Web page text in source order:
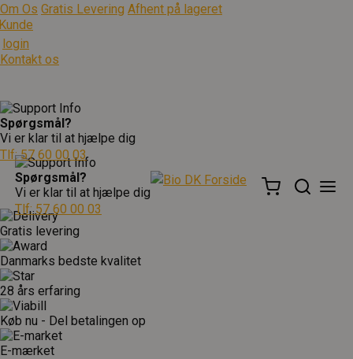
Om Os Gratis Levering Afhent på lageret
login
Kontakt os
Spørgsmål?
Vi er klar til at hjælpe dig
Tlf: 57 60 00 03
Spørgsmål?
Vi er klar til at hjælpe dig
Tlf: 57 60 00 03
Gratis levering
Danmarks bedste kvalitet
28 års erfaring
Køb nu - Del betalingen op
E-mærket